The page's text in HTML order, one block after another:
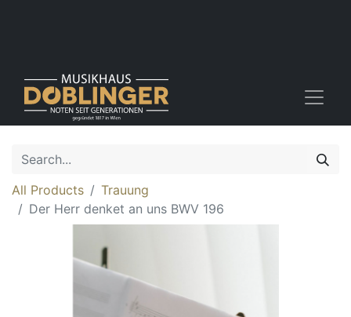
All Products
Trauung
Der Herr denket an uns BWV 196